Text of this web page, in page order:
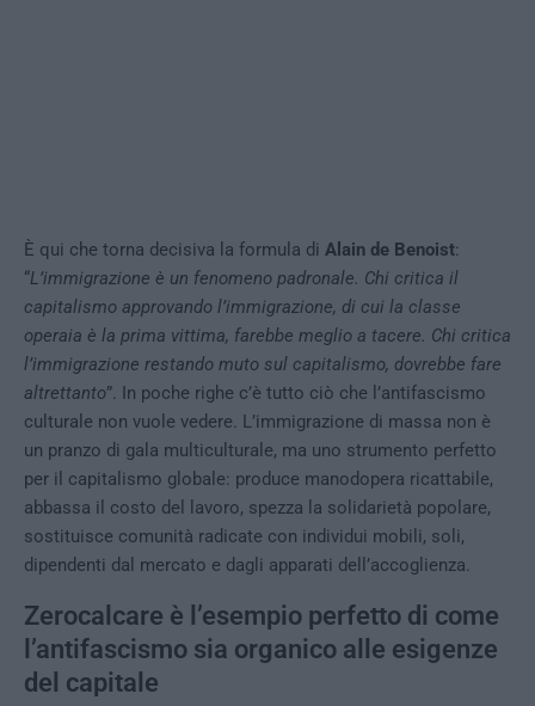
È qui che torna decisiva la formula di Alain de Benoist:
“L’immigrazione è un fenomeno padronale. Chi critica il
capitalismo approvando l’immigrazione, di cui la classe
operaia è la prima vittima, farebbe meglio a tacere. Chi critica
l’immigrazione restando muto sul capitalismo, dovrebbe fare
altrettanto”. In poche righe c’è tutto ciò che l’antifascismo
culturale non vuole vedere. L’immigrazione di massa non è
un pranzo di gala multiculturale, ma uno strumento perfetto
per il capitalismo globale: produce manodopera ricattabile,
abbassa il costo del lavoro, spezza la solidarietà popolare,
sostituisce comunità radicate con individui mobili, soli,
dipendenti dal mercato e dagli apparati dell’accoglienza.
Zerocalcare è l’esempio perfetto di come
l’antifascismo sia organico alle esigenze
del capitale